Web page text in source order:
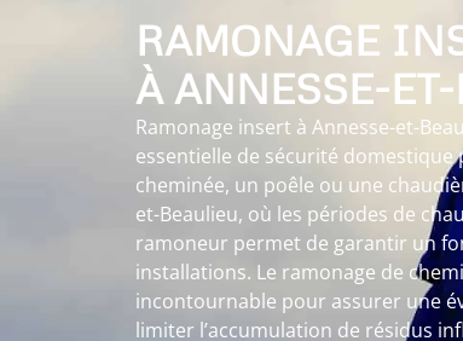
RAMONAGE
À ANNESSE-
Ramonage insert à Annesse-et-
essentielle de sécurité
cheminée, un poêle ou une
et-Beaulieu, où les périodes de
ramoneur permet de garantir un
installations. Le ramonage de
incontournable pour assurer une
limiter l’accumulation de résidus